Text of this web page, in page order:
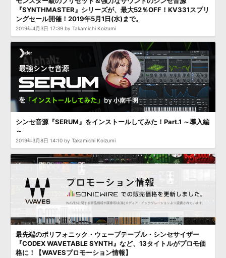
『SYNTHMASTER』シリーズが、最大52％OFF！KV331スプリ
ングセール開催！2019年5月1日(水)まで。
2019年4月3日 17:39 by Takamichi Koizumi
シンセ音源『SERUM』をインストールしてみた！Part.1 ～導入編
～
2019年3月8日 14:10 by Takamichi Koizumi
最先端のポリフォニック・ウェーブテーブル・シンセサイザー
『CODEX WAVETABLE SYNTH』など、13タイトルがプロモ価
格に！【WAVESプロモーション情報】